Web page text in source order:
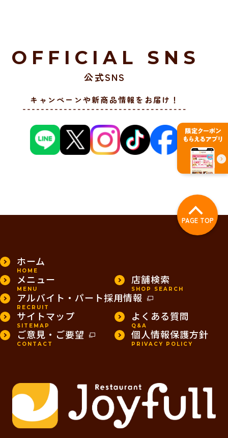
OFFICIAL SNS
公式SNS
キャンペーンや新商品情報をお届け！
PAGE TOP
ホーム
HOME
メニュー
MENU
店舗検索
SHOP SEARCH
アルバイト・パート採用情報
RECRUIT
サイトマップ
SITEMAP
よくある質問
Q&A
ご意見・ご要望
CONTACT
個人情報保護方針
PRIVACY POLICY